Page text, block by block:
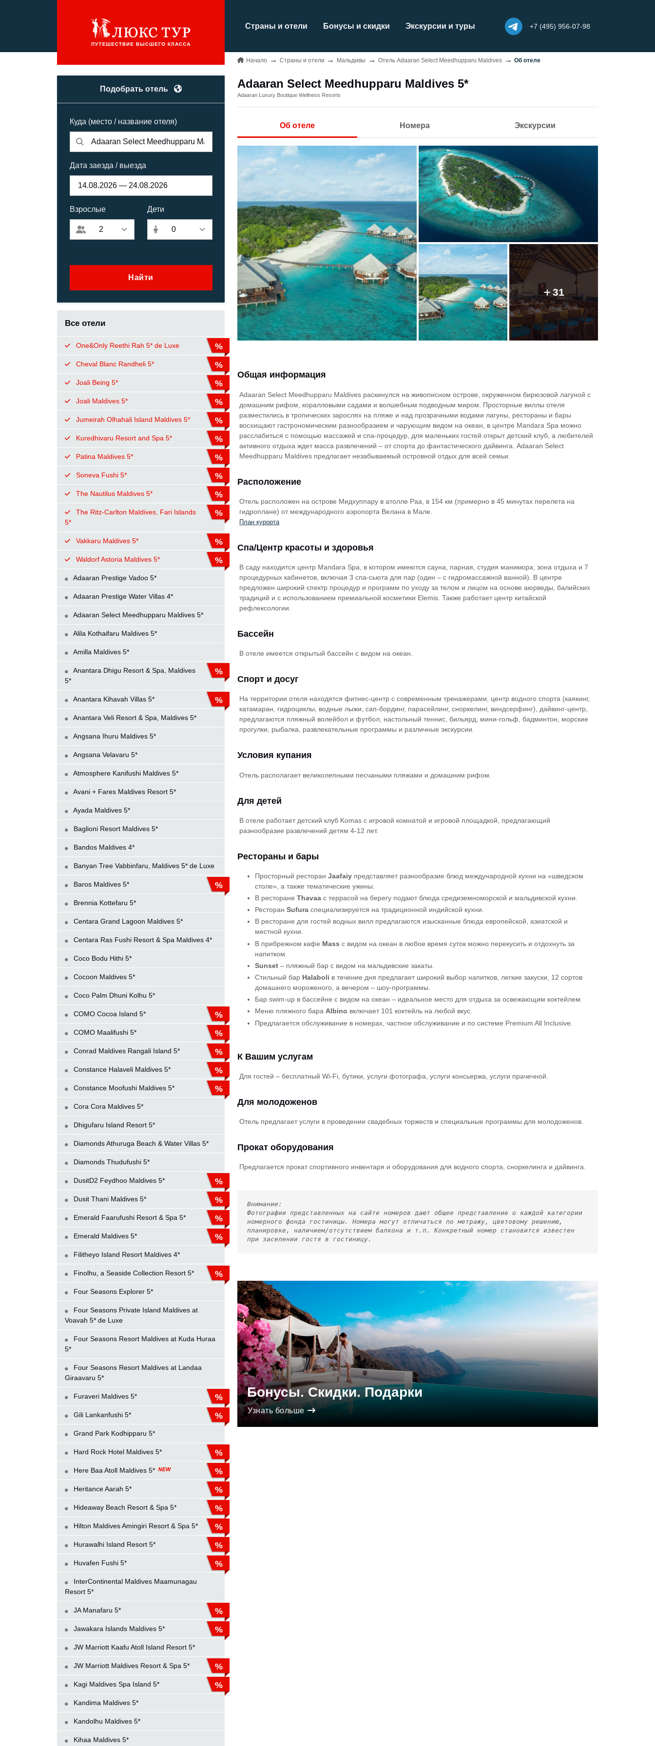
Страны и отели Бонусы и скидки Экскурсии и туры +7 (495) 956-07-98
Подобрать отель
Куда (место / название отеля)
Дата заезда / выезда
Взрослые Дети
Найти
Все отели
One&Only Reethi Rah 5* de Luxe
Cheval Blanc Randheli 5*
Joali Being 5*
Joali Maldives 5*
Jumeirah Olhahali Island Maldives 5*
Kuredhivaru Resort and Spa 5*
Patina Maldives 5*
Soneva Fushi 5*
The Nautilus Maldives 5*
The Ritz-Carlton Maldives, Fari Islands
5*
Vakkaru Maldives 5*
Waldorf Astoria Maldives 5*
Adaaran Prestige Vadoo 5*
Adaaran Prestige Water Villas 4*
Adaaran Select Meedhupparu Maldives 5*
Alila Kothaifaru Maldives 5*
Amilla Maldives 5*
Anantara Dhigu Resort & Spa, Maldives
5*
Anantara Kihavah Villas 5*
Anantara Veli Resort & Spa, Maldives 5*
Angsana Ihuru Maldives 5*
Angsana Velavaru 5*
Atmosphere Kanifushi Maldives 5*
Avani + Fares Maldives Resort 5*
Ayada Maldives 5*
Baglioni Resort Maldives 5*
Bandos Maldives 4*
Banyan Tree Vabbinfaru, Maldives 5* de Luxe
Baros Maldives 5*
Brennia Kottefaru 5*
Centara Grand Lagoon Maldives 5*
Centara Ras Fushi Resort & Spa Maldives 4*
Coco Bodu Hithi 5*
Cocoon Maldives 5*
Coco Palm Dhuni Kolhu 5*
COMO Cocoa Island 5*
COMO Maalifushi 5*
Conrad Maldives Rangali Island 5*
Constance Halaveli Maldives 5*
Constance Moofushi Maldives 5*
Cora Cora Maldives 5*
Dhigufaru Island Resort 5*
Diamonds Athuruga Beach & Water Villas 5*
Diamonds Thudufushi 5*
DusitD2 Feydhoo Maldives 5*
Dusit Thani Maldives 5*
Emerald Faarufushi Resort & Spa 5*
Emerald Maldives 5*
Filitheyo Island Resort Maldives 4*
Finolhu, a Seaside Collection Resort 5*
Four Seasons Explorer 5*
Four Seasons Private Island Maldives at
Voavah 5* de Luxe
Four Seasons Resort Maldives at Kuda Huraa
5*
Four Seasons Resort Maldives at Landaa
Giraavaru 5*
Furaveri Maldives 5*
Gili Lankanfushi 5*
Grand Park Kodhipparu 5*
Hard Rock Hotel Maldives 5*
Here Baa Atoll Maldives 5*
Heritance Aarah 5*
Hideaway Beach Resort & Spa 5*
Hilton Maldives Amingiri Resort & Spa 5*
Hurawalhi Island Resort 5*
Huvafen Fushi 5*
InterContinental Maldives Maamunagau
Resort 5*
JA Manafaru 5*
Jawakara Islands Maldives 5*
JW Marriott Kaafu Atoll Island Resort 5*
JW Marriott Maldives Resort & Spa 5*
Kagi Maldives Spa Island 5*
Kandima Maldives 5*
Kandolhu Maldives 5*
Kihaa Maldives 5*
Начало Страны и отели Мальдивы Отель Adaaran Select Meedhupparu Maldives Об отеле
Adaaran Select Meedhupparu Maldives 5*
Adaaran Luxury Boutique Wellness Resorts
Об отеле Номера Экскурсии
31
Общая информация
Adaaran Select Meedhupparu Maldives раскинулся на живописном острове, окруженном бирюзовой лагуной с
домашним рифом, коралловыми садами и волшебным подводным миром. Просторные виллы отеля
разместились в тропических зарослях на пляже и над прозрачными водами лагуны, рестораны и бары
восхищают гастрономическим разнообразием и чарующим видом на океан, в центре Mandara Spa можно
расслабиться с помощью массажей и спа-процедур, для маленьких гостей открыт детский клуб, а любителей
активного отдыха ждет масса развлечений – от спорта до фантастического дайвинга. Adaaran Select
Meedhupparu Maldives предлагает незабываемый островной отдых для всей семьи.
Расположение
Отель расположен на острове Mидхуппару в атолле Раа, в 154 км (примерно в 45 минутах перелета на
гидроплане) от международного аэропорта Велана в Мале.
План курорта
Спа/Центр красоты и здоровья
В саду находится центр Mandara Spa, в котором имеются сауна, парная, студия маникюра, зона отдыха и 7
процедурных кабинетов, включая 3 спа-сьюта для пар (один – с гидромассажной ванной). В центре
предложен широкий спектр процедур и программ по уходу за телом и лицом на основе аюрведы, балийских
традиций и с использованием премиальной косметики Elemis. Также работает центр китайской
рефлексологии.
Бассейн
В отеле имеется открытый бассейн с видом на океан.
Спорт и досуг
На территории отеля находятся фитнес-центр с современным тренажерами, центр водного спорта (каякинг,
катамаран, гидроциклы, водные лыжи, сап-бординг, парасейлинг, сноркелинг, виндсерфинг), дайвинг-центр,
предлагаются пляжный волейбол и футбол, настольный теннис, бильярд, мини-гольф, бадминтон, морские
прогулки, рыбалка, развлекательные программы и различные экскурсии.
Условия купания
Отель располагает великолепными песчаными пляжами и домашним рифом.
Для детей
В отеле работает детский клуб Komas с игровой комнатой и игровой площадкой, предлагающий
разнообразие развлечений детям 4-12 лет.
Рестораны и бары
Просторный ресторан Jaafaiy представляет разнообразие блюд международной кухни на «шведском
столе», а также тематические ужины.
В ресторане Thavaa с террасой на берегу подают блюда средиземноморской и мальдивской кухни.
Ресторан Sufura специализируется на традиционной индийской кухни.
В ресторане для гостей водных вилл предлагаются изысканные блюда европейской, азиатской и
местной кухни.
В прибрежном кафе Mass с видом на океан в любое время суток можно перекусить и отдохнуть за
напитком.
Sunset – пляжный бар с видом на мальдивские закаты.
Стильный бар Halaboli в течение дня предлагает широкий выбор напитков, легкие закуски, 12 сортов
домашнего мороженого, а вечером – шоу-программы.
Бар swim-up в бассейне с видом на океан – идеальное место для отдыха за освежающим коктейлем.
Меню пляжного бара Albino включает 101 коктейль на любой вкус.
Предлагается обслуживание в номерах, частное обслуживание и по системе Premium All Inclusive.
К Вашим услугам
Для гостей – бесплатный Wi-Fi, бутики, услуги фотографа, услуги консьержа, услуги прачечной.
Для молодоженов
Отель предлагает услуги в проведении свадебных торжеств и специальные программы для молодоженов.
Прокат оборудования
Предлагается прокат спортивного инвентаря и оборудования для водного спорта, сноркелинга и дайвинга.
Внимание:
Фотографии представленных на сайте номеров дают общее представление о каждой категории
номерного фонда гостиницы. Номера могут отличаться по метражу, цветовому решению,
планировке, наличием/отсутствием балкона и т.п. Конкретный номер становится известен
при заселении гостя в гостиницу.
Бонусы. Скидки. Подарки
Узнать больше